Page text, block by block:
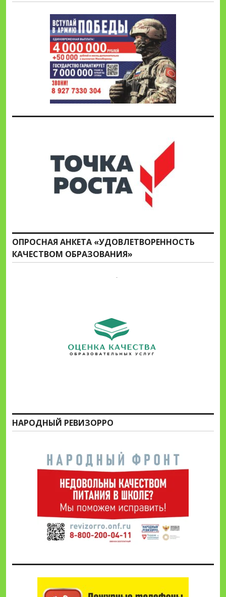
ОПРОСНАЯ АНКЕТА «УДОВЛЕТВОРЕННОСТЬ
КАЧЕСТВОМ ОБРАЗОВАНИЯ»
НАРОДНЫЙ РЕВИЗОРРО